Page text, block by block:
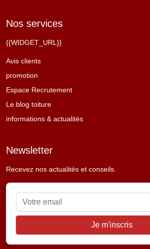
Nos services
{{WIDGET_URL}}
Avis clients
promotion
Espace Recrutement
Le blog toiture
informations & actualités
Newsletter
Recevez nos actualités et conseils.